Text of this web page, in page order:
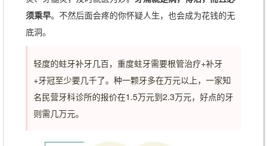
须乘早。不然后面会疼的你怀疑人生，也会成为花钱的无
底洞。
轻度的蛀牙补牙几百，重度蛀牙需要根管治疗+补牙
+牙冠至少要几千了。种一颗牙多在万元以上，一家知
名民营牙科诊所的报价在1.5万元到2.3万元，好点的牙
则需几万元。